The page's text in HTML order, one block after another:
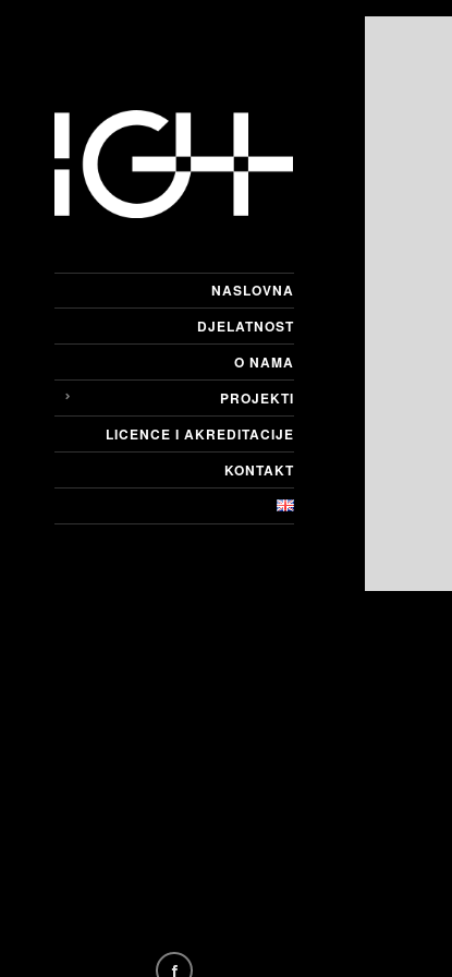
NASLOVNA
DJELATNOST
O NAMA
PROJEKTI
LICENCE I AKREDITACIJE
KONTAKT